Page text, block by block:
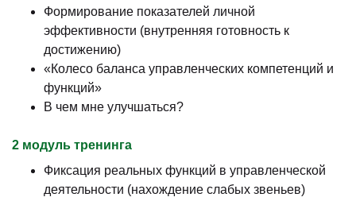
Формирование показателей личной
эффективности (внутренняя готовность к
достижению)
«Колесо баланса управленческих компетенций и
функций»
В чем мне улучшаться?
2 модуль тренинга
Фиксация реальных функций в управленческой
деятельности (нахождение слабых звеньев)